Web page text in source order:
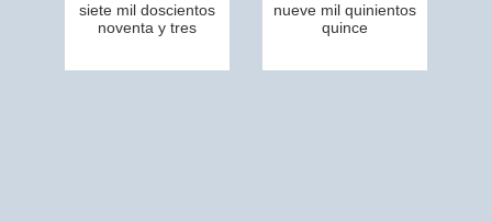
siete mil doscientos
noventa y tres
nueve mil quinientos
quince